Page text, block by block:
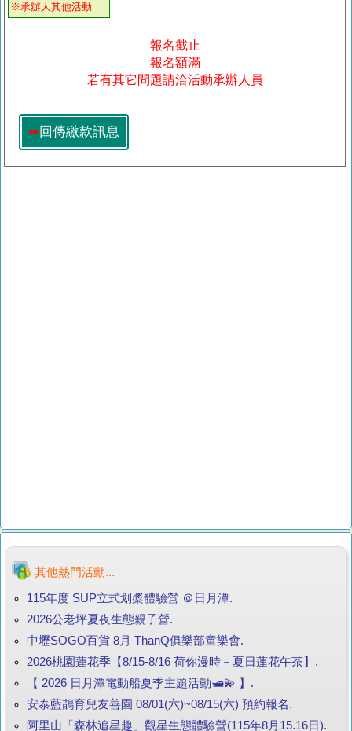
※承辦人其他活動
報名截止
報名額滿
若有其它問題請洽活動承辦人員
➠回傳繳款訊息
其他熱門活動...
115年度 SUP立式划槳體驗營 ＠日月潭.
2026公老坪夏夜生態親子營.
中壢SOGO百貨 8月 ThanQ俱樂部童樂會.
2026桃園蓮花季【8/15-8/16 荷你漫時－夏日蓮花午茶】.
【 2026 日月潭電動船夏季主題活動🛥️💫 】.
安泰藍鵲育兒友善園 08/01(六)~08/15(六) 預約報名.
阿里山「森林追星趣」觀星生態體驗營(115年8月15.16日).